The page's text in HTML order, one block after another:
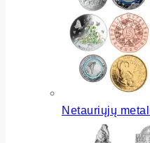
Netauriųjų